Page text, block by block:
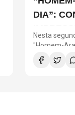
DIA”:
NAS
Nesta
"Homem-
cinemas
milhões em